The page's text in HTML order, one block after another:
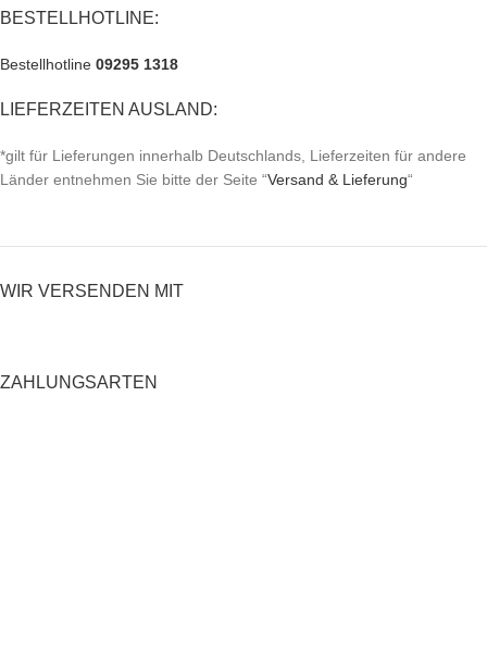
BESTELLHOTLINE:
Bestellhotline 09295 1318
LIEFERZEITEN AUSLAND:
*gilt für Lieferungen innerhalb Deutschlands, Lieferzeiten für andere
Länder entnehmen Sie bitte der Seite “Versand & Lieferung“
WIR VERSENDEN MIT
ZAHLUNGSARTEN